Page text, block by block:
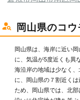
岡山県のコ
岡山県は、海岸に近い
に、気温が5度近くも異
海沿岸の地域は少なく
に、岡山県の７割近く
ため、岡山県では、北